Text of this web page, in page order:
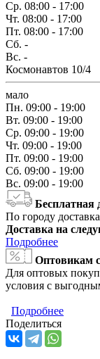
Ср. 08:00 - 17:00
Чт. 08:00 - 17:00
Пт. 08:00 - 17:00
Сб. -
Вс. -
Космонавтов 10/4
мало
Пн. 09:00 - 19:00
Вт. 09:00 - 19:00
Ср. 09:00 - 19:00
Чт. 09:00 - 19:00
Пт. 09:00 - 19:00
Сб. 09:00 - 19:00
Вс. 09:00 - 19:00
Бесплатная
По городу
Доставка на
Подробнее
Оптовикам
Для оптовых
условия с
Подробнее
Поделиться